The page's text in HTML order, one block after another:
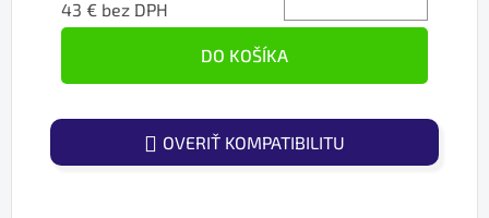
43 € bez DPH
DO KOŠÍKA
OVERIŤ KOMPATIBILITU